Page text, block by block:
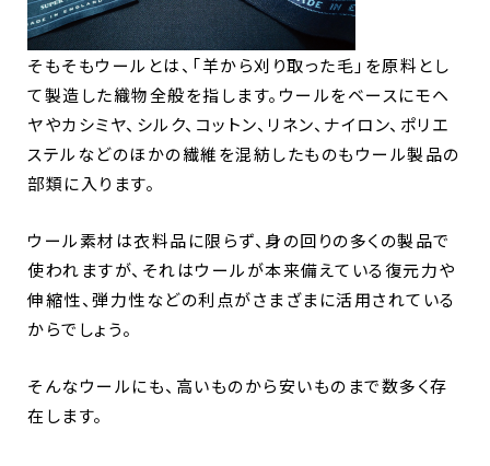
そもそもウールとは、「羊から刈り取った毛」を原料とし
て製造した織物全般を指します。ウールをベースにモヘ
ヤやカシミヤ、シルク、コットン、リネン、ナイロン、ポリエ
ステルなどのほかの繊維を混紡したものもウール製品の
部類に入ります。
ウール素材は衣料品に限らず、身の回りの多くの製品で
使われますが、それはウールが本来備えている復元力や
伸縮性、弾力性などの利点がさまざまに活用されている
からでしょう。
そんなウールにも、高いものから安いものまで数多く存
在します。